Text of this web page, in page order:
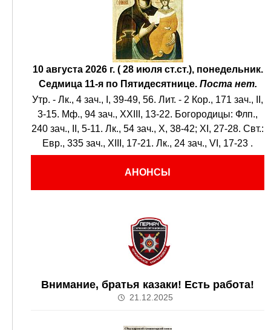
10 августа 2026 г. ( 28 июля ст.ст.), понедельник.
Седмица 11-я по Пятидесятнице. Поста нет.
Утр. - Лк., 4 зач., I, 39-49, 56. Лит. - 2 Кор., 171 зач., II,
3-15. Мф., 94 зач., XXIII, 13-22. Богородицы: Флп.,
240 зач., II, 5-11. Лк., 54 зач., X, 38-42; XI, 27-28. Свт.:
Евр., 335 зач., XIII, 17-21. Лк., 24 зач., VI, 17-23 .
АНОНСЫ
Внимание, братья казаки! Есть работа!
21.12.2025